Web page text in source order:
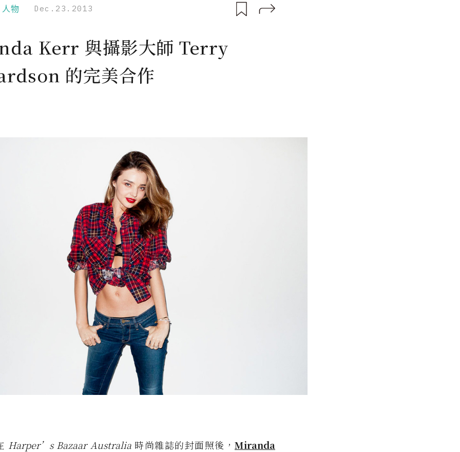
物 Dec.23.2013
Kerr 與攝影大師 Terry
的完美合作
Harper’s Bazaar Australia 時尚雜誌的封面照後，Miranda